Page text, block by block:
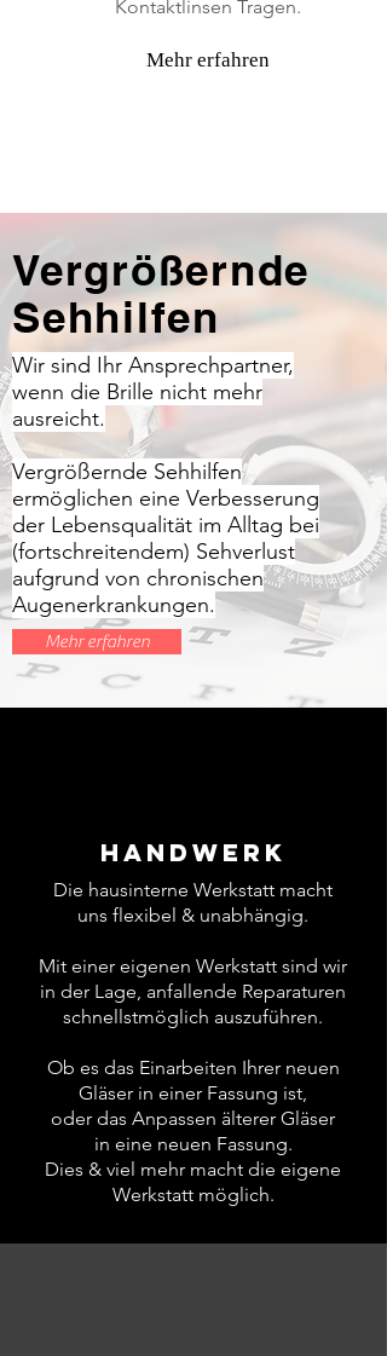
Kontaktlinsen Tragen.
Mehr erfahren
Vergrößernde
Sehhilfen
Wir sind Ihr Ansprechpartner,
wenn die Brille nicht mehr
ausreicht.
Vergrößernde Sehhilfen
ermöglichen eine Verbesserung
der Lebensqualität im Alltag bei
(fortschreitendem) Sehverlust
aufgrund von chronischen
Augenerkrankungen.
Mehr erfahren
Handwerk
Die hausinterne Werkstatt macht
uns flexibel & unabhängig.
Mit einer eigenen Werkstatt sind wir
in der Lage, anfallende Reparaturen
schnellstmöglich auszuführen.
Ob es das Einarbeiten Ihrer neuen
Gläser in einer Fassung ist,
oder das Anpassen älterer Gläser
in eine neuen Fassung.
Dies & viel mehr macht die eigene
Werkstatt möglich.